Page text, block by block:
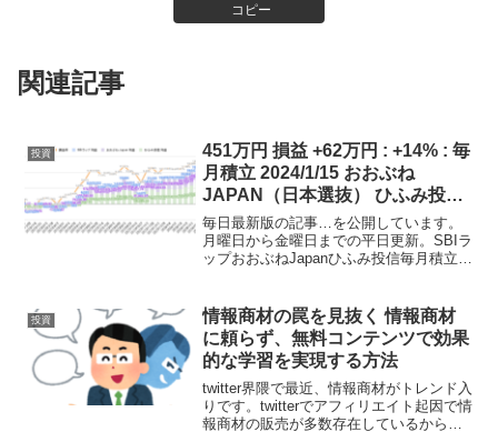
コピー
関連記事
投資
451万円 損益 +62万円 : +14% : 毎
月積立 2024/1/15 おおぶね
JAPAN（日本選抜） ひふみ投信
アクティブ投資信託 / SBIラップ
AI投資 順調すぎる滑り出し 下落
もあるはず 落ち着いて
毎日最新版の記事…を公開しています。
月曜日から金曜日までの平日更新。SBIラ
ップおおぶねJapanひふみ投信毎月積立額
本に寄ってて、かなり株価が好調のた
め、つい...
投資
情報商材の罠を見抜く 情報商材
に頼らず、無料コンテンツで効果
的な学習を実現する方法
twitter界隈で最近、情報商材がトレンド入
りです。twitterでアフィリエイト起因で情
報商材の販売が多数存在しているからと